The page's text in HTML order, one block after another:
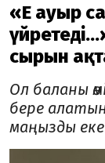
«Ең ауыр
сырын
Ол баланы
бере
маңызды